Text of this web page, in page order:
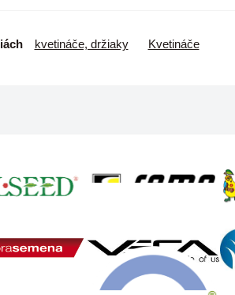
kvetináče, držiaky Kvetináče